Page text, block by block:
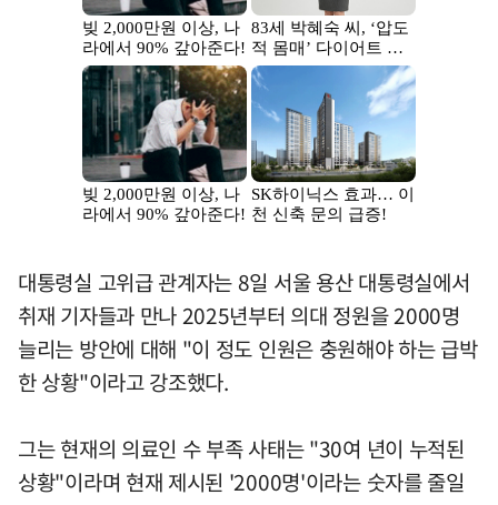
대통령실 고위급 관계자는 8일 서울 용산 대통령실에서
취재 기자들과 만나 2025년부터 의대 정원을 2000명
늘리는 방안에 대해 "이 정도 인원은 충원해야 하는 급박
한 상황"이라고 강조했다.
그는 현재의 의료인 수 부족 사태는 "30여 년이 누적된
상황"이라며 현재 제시된 '2000명'이라는 숫자를 줄일